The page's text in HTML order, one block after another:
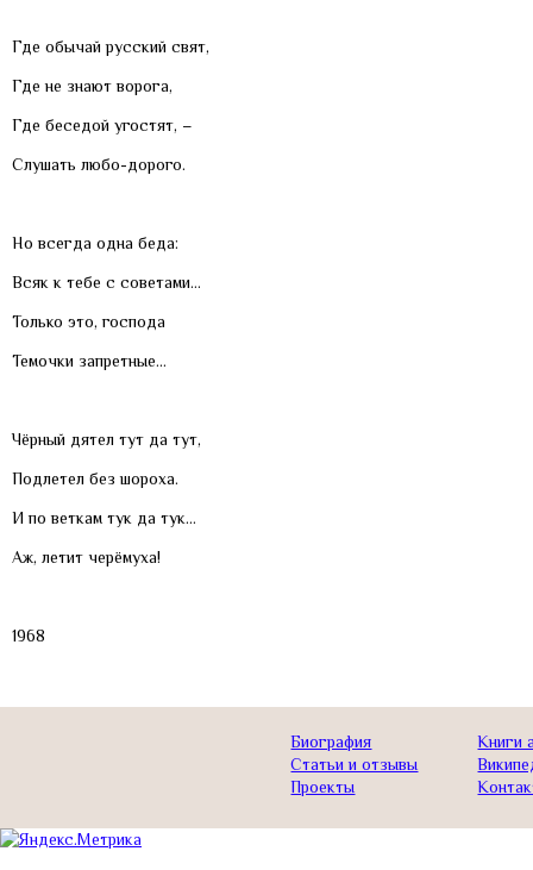
Где обычай русский свят,
Где не знают ворога,
Где беседой угостят, –
Слушать любо-дорого.
Но всегда одна беда:
Всяк к тебе с советами…
Только это, господа
Темочки запретные…
Чёрный дятел тут да тут,
Подлетел без шороха.
И по веткам тук да тук…
Аж, летит черёмуха!
1968
Биография
Статьи и отзывы
Проекты
Книги